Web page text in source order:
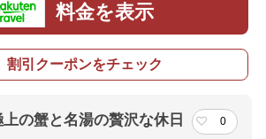
料金を表示
割引クーポンをチェック
の蟹と名湯の贅沢な休日 0